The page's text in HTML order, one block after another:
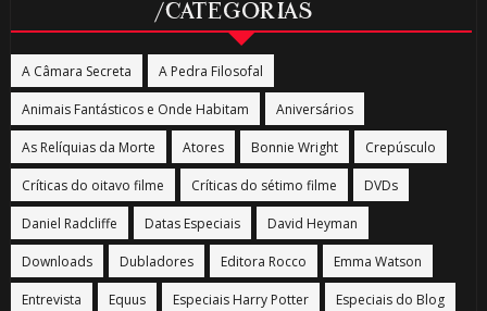
/CATEGORIAS
A Câmara Secreta A Pedra Filosofal
Animais Fantásticos e Onde Habitam Aniversários
As Relíquias da Morte Atores Bonnie Wright Crepúsculo
Críticas do oitavo filme Críticas do sétimo filme DVDs
Daniel Radcliffe Datas Especiais David Heyman
Downloads Dubladores Editora Rocco Emma Watson
Entrevista Equus Especiais Harry Potter Especiais do Blog